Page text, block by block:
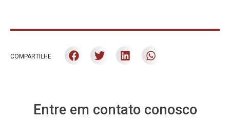
COMPARTILHE
Entre em contato conosco